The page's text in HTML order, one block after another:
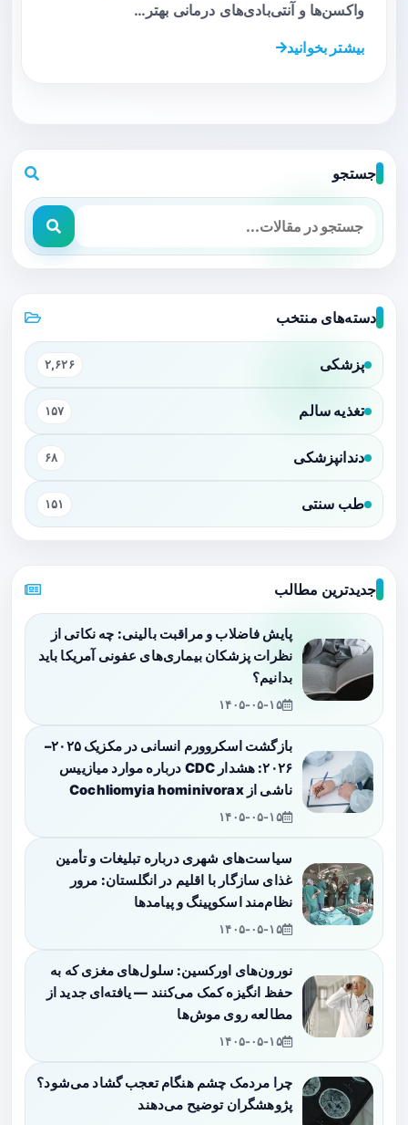
واکسن‌ها و آنتی‌بادی‌های درمانی بهتر…
بیشتر بخوانید
جستجو
دسته‌های منتخب
پزشکی ۲,۶۲۶
تغذیه سالم ۱۵۷
دندانپزشکی ۶۸
طب سنتی ۱۵۱
جدیدترین مطالب
پایش فاضلاب و مراقبت بالینی: چه نکاتی از
نظرات پزشکان بیماری‌های عفونی آمریکا باید
بدانیم؟
۱۴۰۵-۰۵-۱۵
بازگشت اسکروورم انسانی در مکزیک ۲۰۲۵–
۲۰۲۶: هشدار CDC درباره موارد میازییس
ناشی از Cochliomyia hominivorax
۱۴۰۵-۰۵-۱۵
سیاست‌های شهری درباره تبلیغات و تأمین
غذای سازگار با اقلیم در انگلستان: مرور
نظام‌مند اسکوپینگ و پیامدها
۱۴۰۵-۰۵-۱۵
نورون‌های اورکسین: سلول‌های مغزی که به
حفظ انگیزه کمک می‌کنند — یافته‌ای جدید از
مطالعه روی موش‌ها
۱۴۰۵-۰۵-۱۵
چرا مردمک چشم هنگام تعجب گشاد می‌شود؟
پژوهشگران توضیح می‌دهند